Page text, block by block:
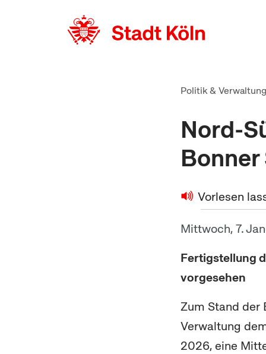
Politik & Verwaltung
Nord-
Vorlesen
Mittwoch, 7.
Fertigstellung
vorgesehen
Zum Stand der
Verwaltung
2026, eine